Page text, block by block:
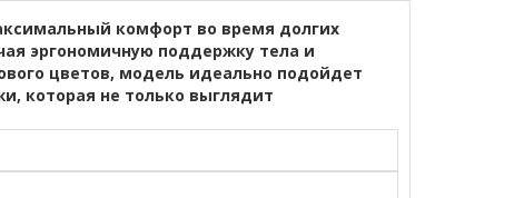
комфорт во время долгих
эргономичную поддержку тела и
цветов, модель идеально подойдет
которая не только выглядит